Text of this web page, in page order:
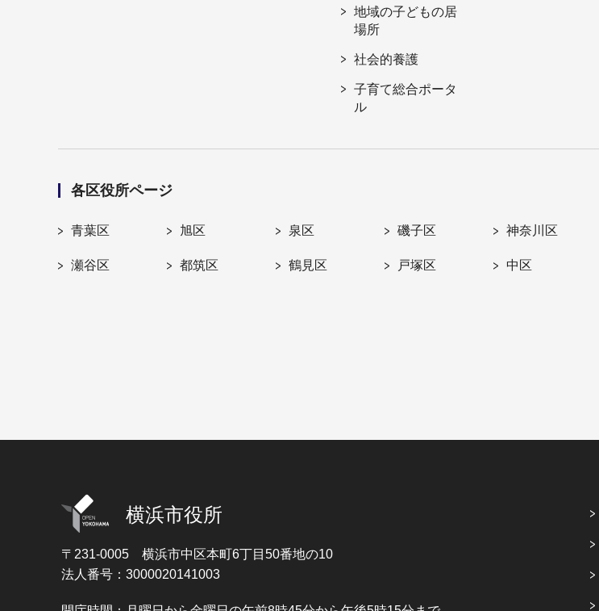
地域の子どもの居
場所
社会的養護
子育て総合ポータ
ル
各区役所ページ
青葉区 旭区 泉区 磯子区 神奈川区
瀬谷区 都筑区 鶴見区 戸塚区 中区
横浜市役所
〒231-0005 横浜市中区本町6丁目50番地の10
法人番号：3000020141003